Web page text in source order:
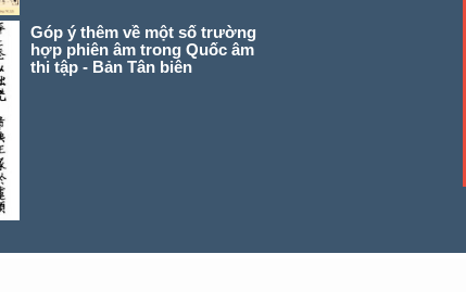
Góp ý thêm về một số trường
hợp phiên âm trong Quốc âm
thi tập - Bản Tân biên